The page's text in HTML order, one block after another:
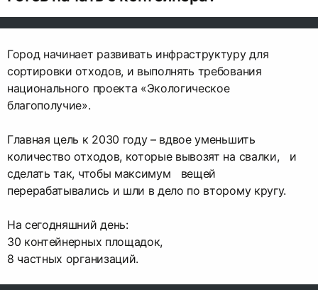
Город начинает развивать инфраструктуру для
сортировки отходов, и выполнять требования
национального проекта «Экологическое
благополучие».
Главная цель к 2030 году – вдвое уменьшить
количество отходов, которые вывозят на свалки, и
сделать так, чтобы максимум вещей
перерабатывались и шли в дело по второму кругу.
На сегодняшний день:
30 контейнерных площадок,
8 частных организаций.